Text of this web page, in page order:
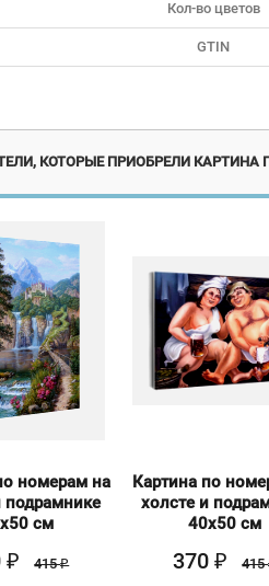
Кол-во цветов
GTIN
КОТОРЫЕ ПРИОБРЕЛИ
номерам на
подрамнике
см
₽ 415₽
Картина по
холсте и
40х50 см
370₽ 415